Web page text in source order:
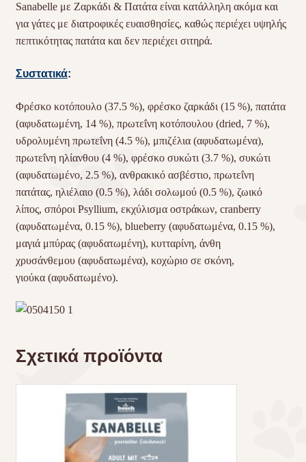
Sanabelle με Ζαρκάδι & Πατάτα είναι κατάλληλη ακόμα και
για γάτες με διατροφικές ευαισθησίες, καθώς περιέχει υψηλής
πεπτικότητας πατάτα και δεν περιέχει σιτηρά.
Συστατικά:
Φρέσκο κοτόπουλο (37.5 %), φρέσκο ζαρκάδι (15 %), πατάτα
(αφυδατωμένη, 14 %), πρωτεΐνη κοτόπουλου (dried, 7 %),
υδρολυμένη πρωτεΐνη (4.5 %), μπιζέλια (αφυδατωμένα),
πρωτεΐνη ηλίανθου (4 %), φρέσκο συκώτι (3.7 %), συκώτι
(αφυδατωμένο, 2.5 %), ανθρακικό ασβέστιο, πρωτεΐνη
πατάτας, ηλιέλαιο (0.5 %), λάδι σολωμού (0.5 %), ζωικό
λίπος, σπόροι Psyllium, εκχύλισμα οστράκων, cranberry
(αφυδατωμένα, 0.15 %), blueberry (αφυδατωμένα, 0.15 %),
μαγιά μπύρας (αφυδατωμένη), κυτταρίνη, άνθη
χρυσάνθεμου (αφυδατωμένα), κοχώριο σε σκόνη,
γιούκα (αφυδατωμένο).
Σχετικά προϊόντα